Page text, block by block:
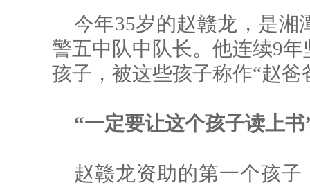
今年35岁的赵赣龙，是湘
警五中队中队长。他连续9
孩子，被这些孩子称作“赵爸
“一定要让这个孩子读上书
赵赣龙资助的第一个孩